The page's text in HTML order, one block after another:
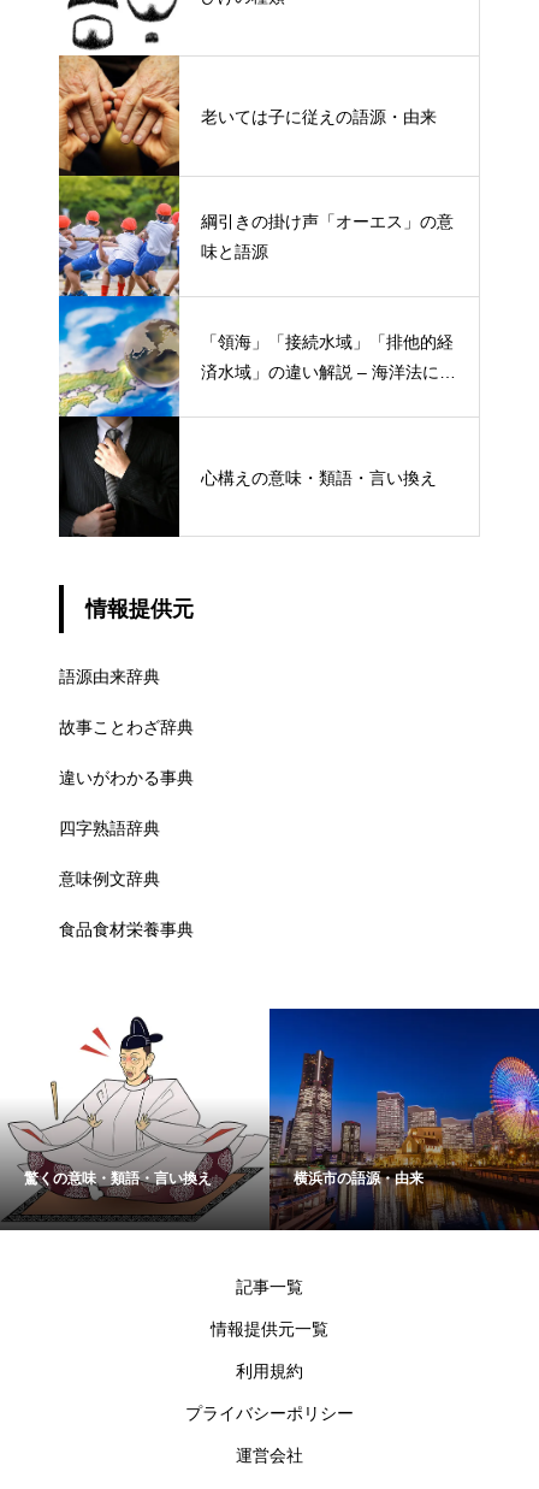
老いては子に従えの語源・由来
綱引きの掛け声「オーエス」の意
味と語源
「領海」「接続水域」「排他的経
済水域」の違い解説 – 海洋法にお
心構えの意味・類語・言い換え
情報提供元
語源由来辞典
故事ことわざ辞典
違いがわかる事典
四字熟語辞典
意味例文辞典
食品食材栄養事典
驚くの意味・類語・言い換え 横浜市の語源・由来
記事一覧
情報提供元一覧
利用規約
プライバシーポリシー
運営会社